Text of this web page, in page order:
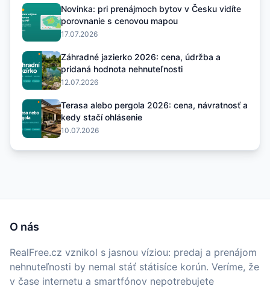
Novinka: pri prenájmoch bytov v Česku vidíte
porovnanie s cenovou mapou
17.07.2026
Záhradné jazierko 2026: cena, údržba a
pridaná hodnota nehnuteľnosti
12.07.2026
Terasa alebo pergola 2026: cena, návratnosť a
kedy stačí ohlásenie
10.07.2026
O nás
RealFree.cz vznikol s jasnou víziou: predaj a prenájom
nehnuteľnosti by nemal stáť státisíce korún. Veríme, že
v čase internetu a smartfónov nepotrebujete